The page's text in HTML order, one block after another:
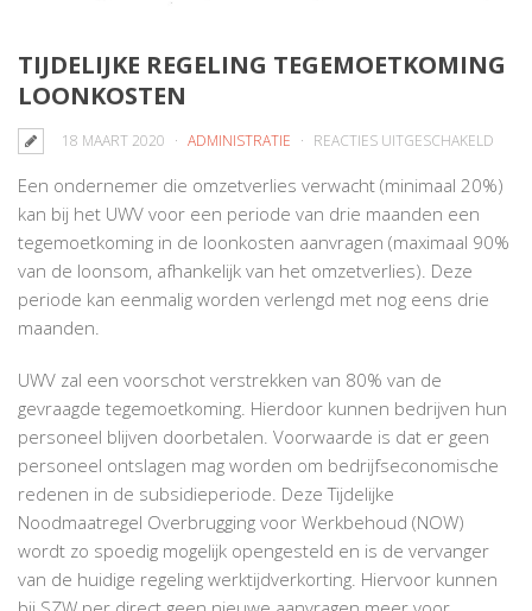
TIJDELIJKE REGELING TEGEMOETKOMING
LOONKOSTEN
18 MAART 2020 ADMINISTRATIE REACTIES UITGESCHAKELD
Een ondernemer die omzetverlies verwacht (minimaal 20%)
kan bij het UWV voor een periode van drie maanden een
tegemoetkoming in de loonkosten aanvragen (maximaal 90%
van de loonsom, afhankelijk van het omzetverlies). Deze
periode kan eenmalig worden verlengd met nog eens drie
maanden.
UWV zal een voorschot verstrekken van 80% van de
gevraagde tegemoetkoming. Hierdoor kunnen bedrijven hun
personeel blijven doorbetalen. Voorwaarde is dat er geen
personeel ontslagen mag worden om bedrijfseconomische
redenen in de subsidieperiode. Deze Tijdelijke
Noodmaatregel Overbrugging voor Werkbehoud (NOW)
wordt zo spoedig mogelijk opengesteld en is de vervanger
van de huidige regeling werktijdverkorting. Hiervoor kunnen